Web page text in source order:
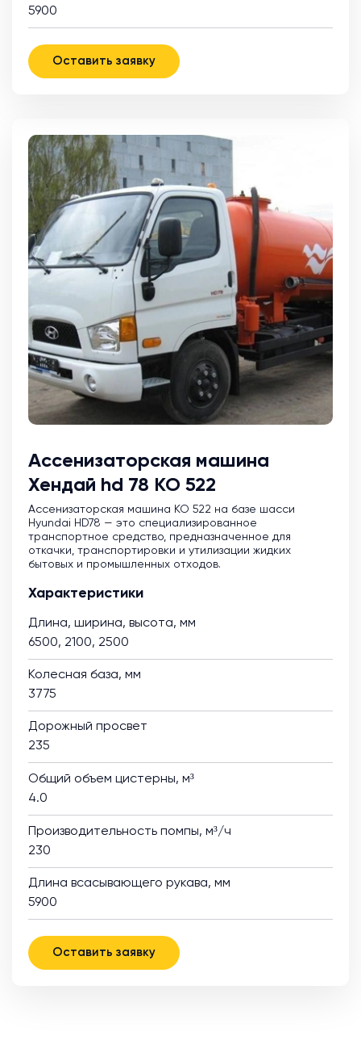
5900
Оставить заявку
Ассенизаторская машина
Хендай hd 78 КО 522
Ассенизаторская машина KO 522 на базе шасси
Hyundai HD78 — это специализированное
транспортное средство, предназначенное для
откачки, транспортировки и утилизации жидких
бытовых и промышленных отходов.
Характеристики
Длина, ширина, высота, мм
6500, 2100, 2500
Колесная база, мм
3775
Дорожный просвет
235
Общий объем цистерны, м³
4.0
Производительность помпы, м³/ч
230
Длина всасывающего рукава, мм
5900
Оставить заявку